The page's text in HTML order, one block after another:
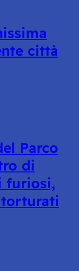
città
Parco
di
furiosi,
torturati